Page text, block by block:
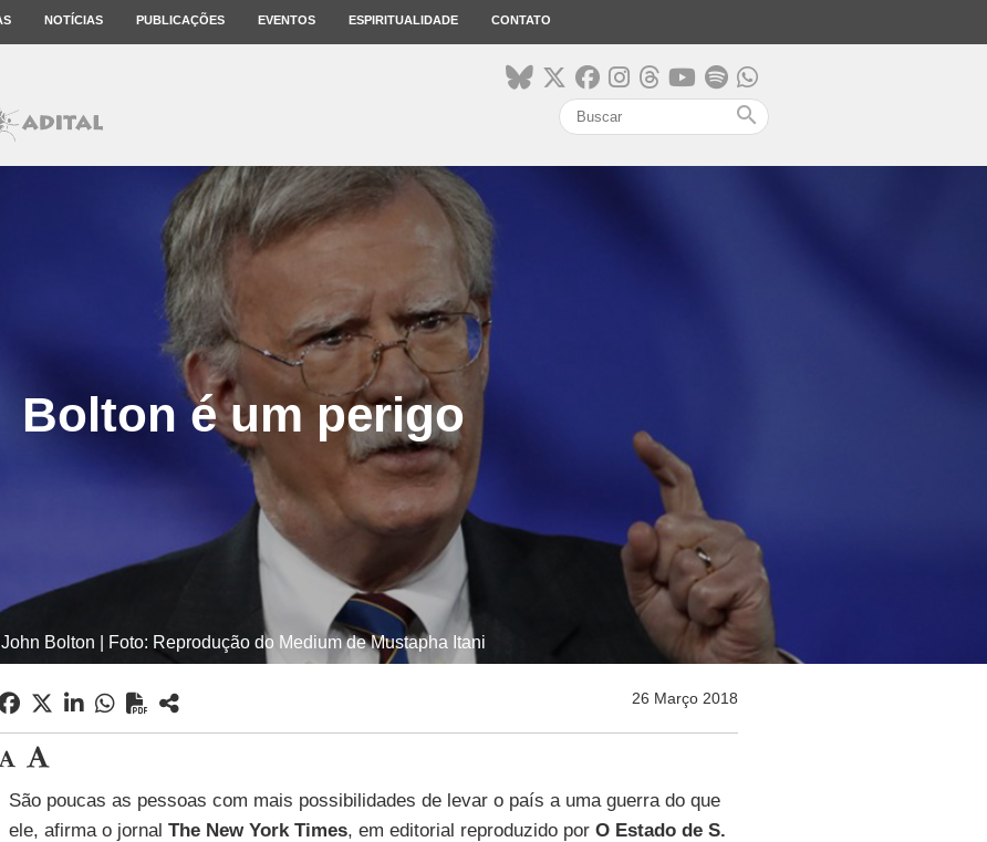
NOTÍCIAS PUBLICAÇÕES EVENTOS ESPIRITUALIDADE CONTATO
search
Bolton é um perigo
John Bolton | Foto: Reprodução do Medium de Mustapha Itani
26 Março 2018
São poucas as pessoas com mais possibilidades de levar o país a uma guerra do que
ele, afirma o jornal The New York Times, em editorial reproduzido por O Estado de S.